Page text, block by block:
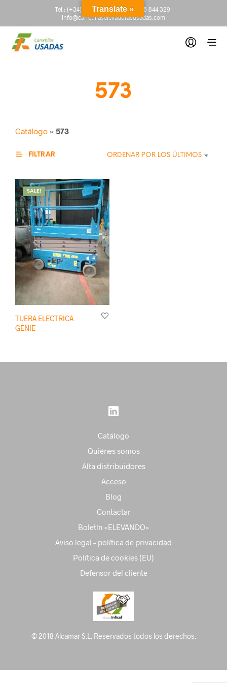
Tel.: (+34) 665 845 222-(+34) 918 844 329|
info@carretillaselevadorasusadas.com
573
Catálogo » 573
FILTRAR ORDENAR POR LOS ÚLTIMOS
SALE!
TIJERA ELECTRICA
GENIE
Catálogo
Quiénes somos
Alta distribuidores
Acceso
Blog
Contactar
Boletín «ELEVANDO»
Aviso legal – política de privacidad
Política de cookies (EU)
Defensor del cliente
© 2018 Alcamar S.L. Reservados todos los derechos.
Translate »